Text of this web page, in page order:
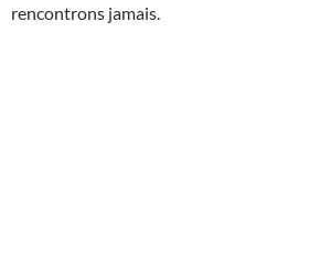
rencontrons jamais.